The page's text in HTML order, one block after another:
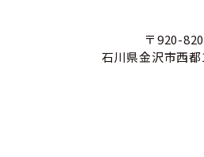
〒920-
石川県金沢市西